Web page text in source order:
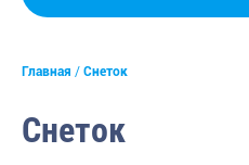
Главная Снеток
Снеток